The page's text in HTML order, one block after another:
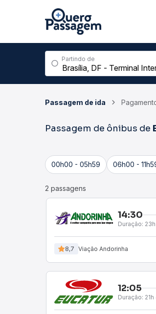
Partindo de
Passagem de ida
Passagem de ônibus de
00h00 - 05h59 06h00 -
2 passagens
14:30
Duração:
8,7 Viação Andorinha
12:05
Duração: